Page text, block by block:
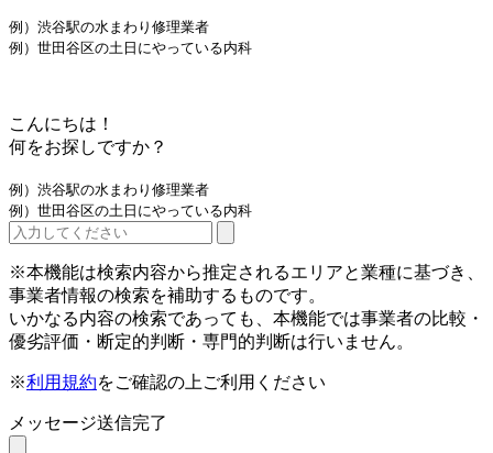
例）渋谷駅の水まわり修理業者
例）世田谷区の土日にやっている内科
こんにちは！
何をお探しですか？
例）渋谷駅の水まわり修理業者
例）世田谷区の土日にやっている内科
※本機能は検索内容から推定されるエリアと業種に基づき、
事業者情報の検索を補助するものです。
いかなる内容の検索であっても、本機能では事業者の比較・
優劣評価・断定的判断・専門的判断は行いません。
※利用規約をご確認の上ご利用ください
メッセージ送信完了